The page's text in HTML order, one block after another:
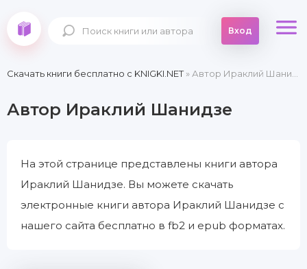
Вход
Скачать книги бесплатно c KNIGKI.NET» Автор Ираклий Шанидзе
Автор Ираклий Шанидзе
На этой странице представлены книги автора
Ираклий Шанидзе. Вы можете скачать
электронные книги автора Ираклий Шанидзе с
нашего сайта бесплатно в fb2 и epub форматах.